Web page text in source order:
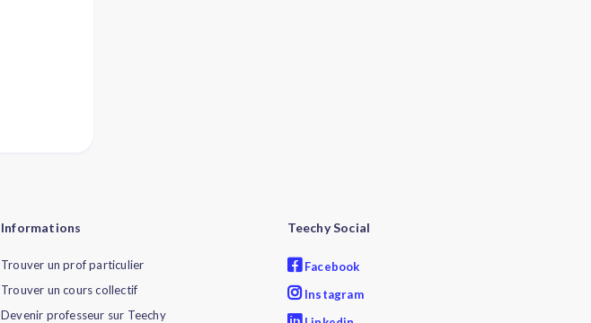
Informations
Trouver un prof particulier
Trouver un cours collectif
Devenir professeur sur Teechy
Teechy Social
Facebook
Instagram